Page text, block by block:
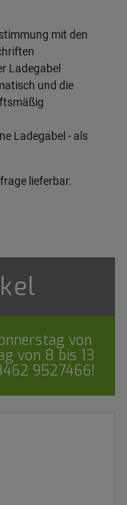
mit den
Ladegabel
und die
Ladegabel - als
lieferbar.
von
von 8 bis 13
9527466!